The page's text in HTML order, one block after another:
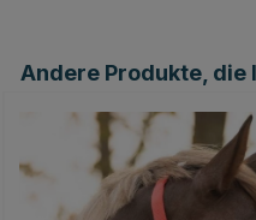
Andere Produkte, die